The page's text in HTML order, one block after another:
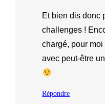
Et bien dis donc
challenges !
chargé, pour
avec peut-être
Répondre